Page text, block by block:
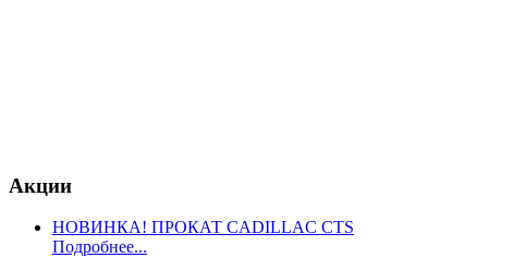
Акции
НОВИНКА! ПРОКАТ CADILLAC CTS
Подробнее...